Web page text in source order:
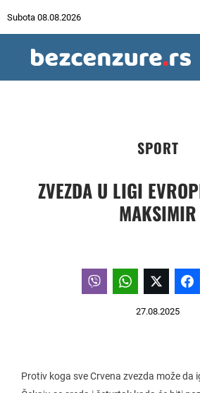
Subota 08.08.2026
SPORT
ZVEZDA U LIGI
MAKSIMIR
27.08.2025
Protiv koga sve Crvena zvezda može da